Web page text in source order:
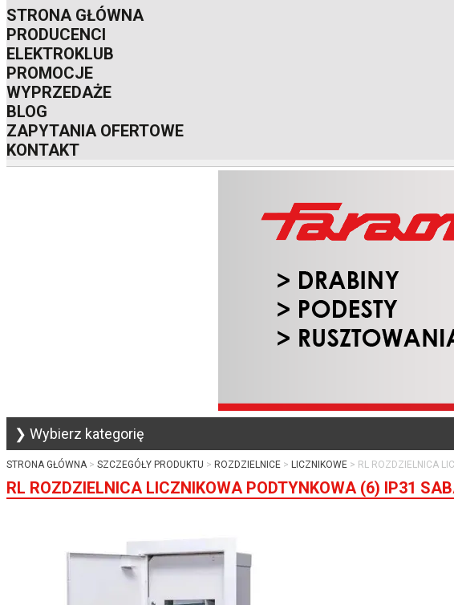
STRONA GŁÓWNA
PRODUCENCI
ELEKTROKLUB
PROMOCJE
WYPRZEDAŻE
BLOG
ZAPYTANIA OFERTOWE
KONTAKT
❯ Wybierz kategorię
STRONA GŁÓWNA SZCZEGÓŁY PRODUKTU ROZDZIELNICE LICZNIKOWE RL ROZDZIELNICA
RL ROZDZIELNICA LICZNIKOWA PODTYNKOWA (6) IP31